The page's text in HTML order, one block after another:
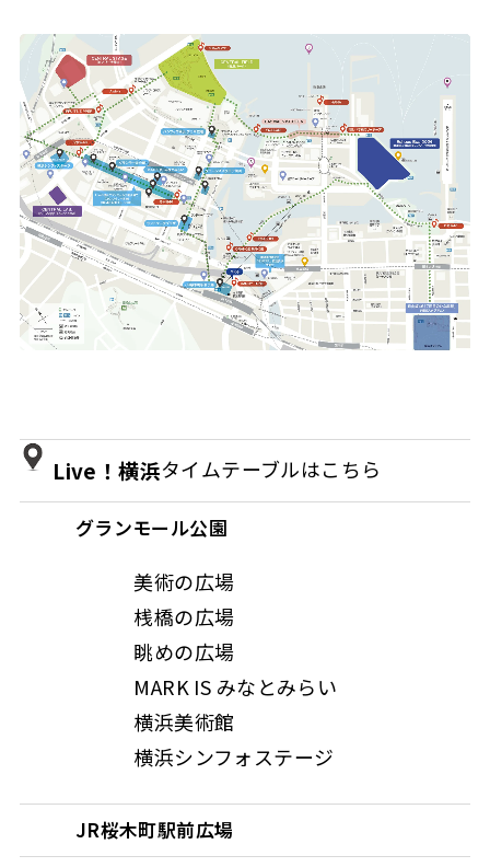
Live！横浜タイムテーブルはこちら
グランモール公園
美術の広場
桟橋の広場
眺めの広場
MARK IS みなとみらい
横浜美術館
横浜シンフォステージ
JR桜木町駅前広場